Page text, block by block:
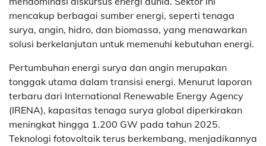
mencakup berbagai sumber energi, seperti tenaga
surya, angin, hidro, dan biomassa, yang menawarkan
solusi berkelanjutan untuk memenuhi kebutuhan energi.
Pertumbuhan energi surya dan angin merupakan
tonggak utama dalam transisi energi. Menurut laporan
terbaru dari International Renewable Energy Agency
(IRENA), kapasitas tenaga surya global diperkirakan
meningkat hingga 1.200 GW pada tahun 2025.
Teknologi fotovoltaik terus berkembang, menjadikannya